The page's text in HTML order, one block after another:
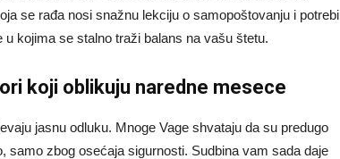
se rađa nosi snažnu lekciju o samopoštovanju i potrebi
kojima se stalno traži balans na vašu štetu.
koji oblikuju naredne mesece
jasnu odluku. Mnoge Vage shvataju da su predugo
samo zbog osećaja sigurnosti. Sudbina vam sada daje